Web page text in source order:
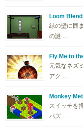
Loom Blend
緑の壁に囲
の謎 …
Fly Me to
元気なネズ
アク …
Monkey
スイッチを
パズ …